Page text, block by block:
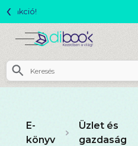
Csomagajánlatok-
‹
E-
könyv
Üzlet és
gazdaság